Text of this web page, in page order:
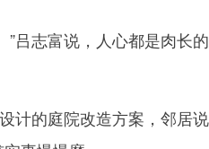
志富说，人心都是肉长
计的庭院改造方案，邻居